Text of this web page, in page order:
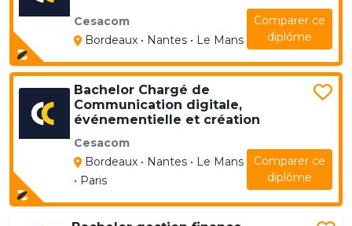
Cesacom
Bordeaux • Nantes • Le Mans
Comparer ce
diplôme
Bachelor Chargé de
Communication digitale,
événementielle et création
Cesacom
Bordeaux • Nantes • Le Mans
• Paris
Comparer ce
diplôme